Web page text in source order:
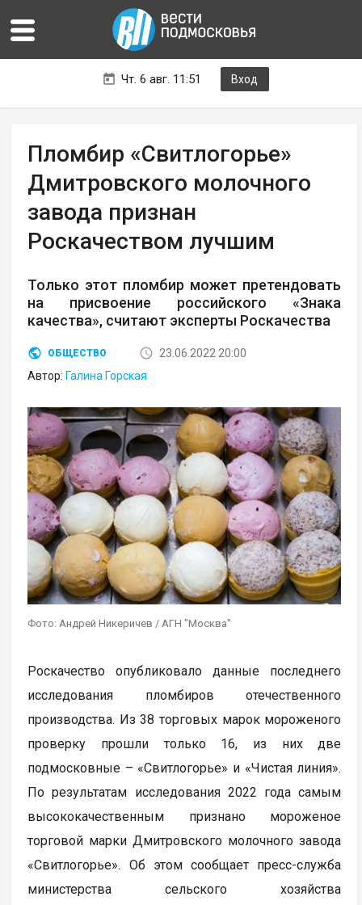
Чт. 6 авг. 11:51 Вход
Пломбир «Свитлогорье»
Дмитровского молочного
завода признан
Роскачеством лучшим
Только этот пломбир может претендовать
на присвоение российского «Знака
качества», считают эксперты Роскачества
ОБЩЕСТВО
23.06.2022 20:00
Автор: Галина Горская
Фото: Андрей Никеричев / АГН "Москва"
Роскачество опубликовало данные последнего
исследования пломбиров отечественного
производства. Из 38 торговых марок мороженого
проверку прошли только 16, из них две
подмосковные – «Свитлогорье» и «Чистая линия».
По результатам исследования 2022 года самым
высококачественным признано мороженое
торговой марки Дмитровского молочного завода
«Свитлогорье». Об этом сообщает пресс-служба
министерства сельского хозяйства